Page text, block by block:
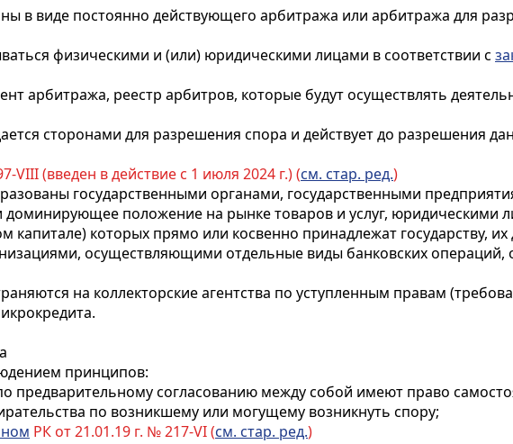
в виде постоянно действующего арбитража или арбитража для
физическими и (или) юридическими лицами в соответствии с
арбитража, реестр арбитров, которые будут осуществлять
сторонами для разрешения спора и действует до разрешения
VIII (введен в действие с 1 июля 2024 г.) (см. стар. ред.)
государственными органами, государственными
положение на рынке товаров и услуг, юридическими
капитале) которых прямо или косвенно принадлежат государству,
осуществляющими отдельные виды банковских операций,
на коллекторские агентства по уступленным правам
принципов:
предварительному согласованию между собой имеют право
по возникшему или могущему возникнуть спору;
РК от 21.01.19 г. № 217-VI (см. стар. ред.)